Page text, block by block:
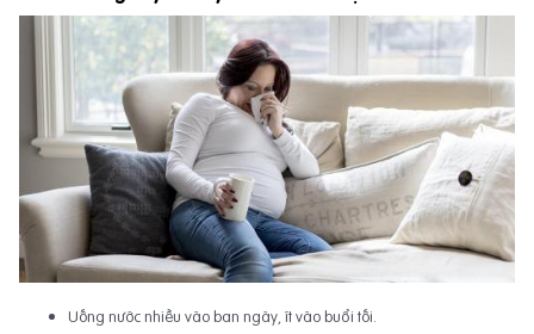
Uống nước nhiều vào ban ngày, ít vào buổi tối.